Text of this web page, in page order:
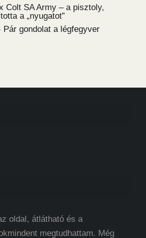
Colt SA Army – a pisztoly,
a „nyugatot”
Pár gondolat a légfegyver
oldal, átlátható és a
megtudhattam. Még